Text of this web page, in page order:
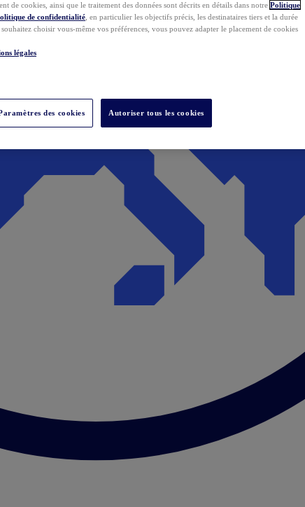
de cookies, ainsi que le traitement des données sont décrits en détails dans notre Politique
de confidentialité , en particulier les objectifs précis, les destinataires tiers et la durée
choisir vous-même vos préférences, vous pouvez adapter le placement de cookies
légales
des cookies Autoriser tous les cookies